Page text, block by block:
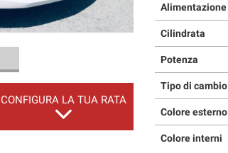
CONFIGURA LA TUA RATA
Alimentazione
Cilindrata
Potenza
Tipo di cambio
Colore esterno
Colore interni